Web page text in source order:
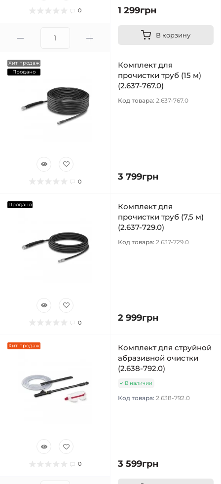
0 1 299грн
В корзину
Хит продаж
Продано
0
Комплект для
прочистки труб (15 м)
(2.637-767.0)
Код товара: 2.637-767.0
3 799грн
Продано
0
Комплект для
прочистки труб (7,5 м)
(2.637-729.0)
Код товара: 2.637-729.0
2 999грн
Хит продаж
0
Комплект для струйной
абразивной очистки
(2.638-792.0)
В наличии
Код товара: 2.638-792.0
3 599грн